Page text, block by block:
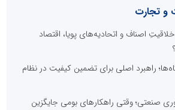
و تجارت
خلاقیتِ اصناف و اتحادیه‌های پویا، اقتصاد
راهبرد اصلی برای تضمین کیفیت در نظام
صنعتی؛ وقتی راهکارهای بومی جایگزین